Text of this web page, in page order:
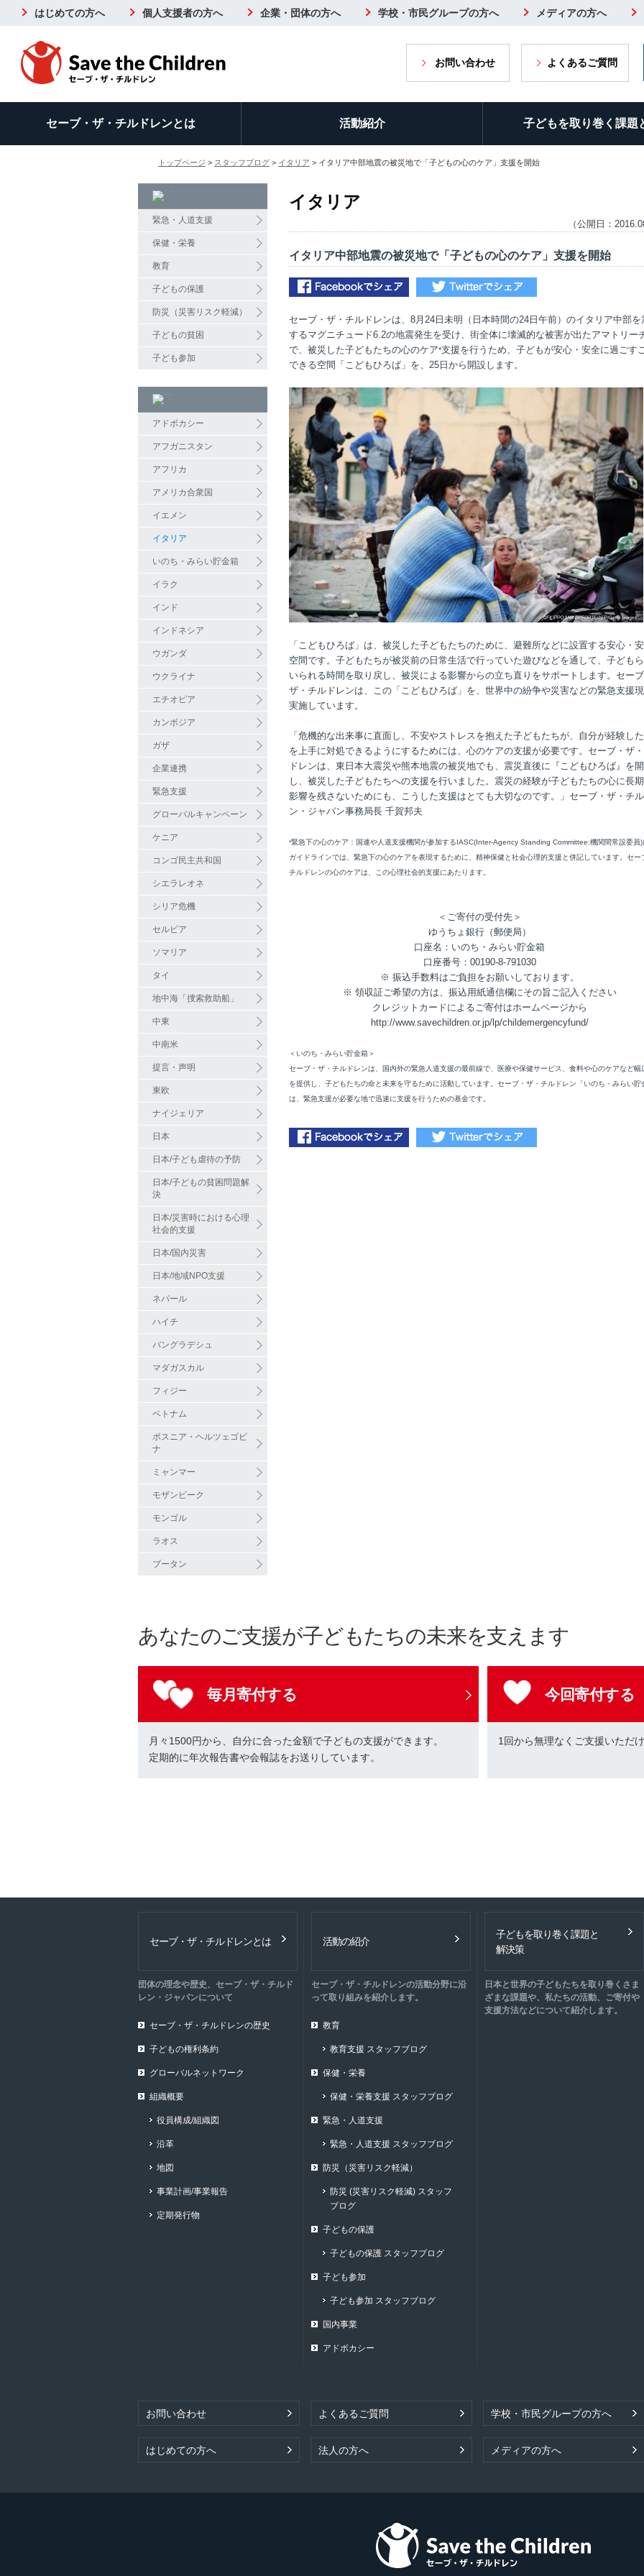
はじめての方へ 個人支援者の方へ 企業・団体の方へ 学校・市民グループの方へ メディアの方へ
お問い合わせ よくあるご質問
セーブ・ザ・チルドレンとは 活動紹介 子どもを取り巻く課題
トップページ > スタッフブログ > イタリア > イタリア中部地震の被災地で「子どもの心のケア」支援を開始
緊急・人道支援
保健・栄養
教育
子どもの保護
防災（災害リスク軽減）
子どもの貧困
子ども参加
アドボカシー
アフガニスタン
アフリカ
アメリカ合衆国
イエメン
イタリア
いのち・みらい貯金箱
イラク
インド
インドネシア
ウガンダ
ウクライナ
エチオピア
カンボジア
ガザ
企業連携
緊急支援
グローバルキャンペーン
ケニア
コンゴ民主共和国
シエラレオネ
シリア危機
セルビア
ソマリア
タイ
地中海「捜索救助船」
中東
中南米
提言・声明
東欧
ナイジェリア
日本
日本/子ども虐待の予防
日本/子どもの貧困問題解
決
日本/災害時における心理
社会的支援
日本/国内災害
日本/地域NPO支援
ネパール
ハイチ
バングラデシュ
マダガスカル
フィジー
ベトナム
ボスニア・ヘルツェゴビ
ナ
ミャンマー
モザンビーク
モンゴル
ラオス
ブータン
イタリア
（公開日：
イタリア中部地震の被災地で「子どもの心のケア」支援を開始
セーブ・ザ・チルドレンは、8月24日未明（日本時間の24日午前）のイタリア中部を
するマグニチュード6.2の地震発生を受け、街全体に壊滅的な被害が出たアマトリー
で、被災した子どもたちの心のケア*支援を行うため、子どもが安心・安全に過ごす
できる空間「こどもひろば」を、25日から開設します。
「こどもひろば」は、被災した子どもたちのために、避難所などに設置する安心・
空間です。子どもたちが被災前の日常生活で行っていた遊びなどを通して、子ども
いられる時間を取り戻し、被災による影響からの立ち直りをサポートします。セー
ザ・チルドレンは、この「こどもひろば」を、世界中の紛争や災害などの緊急支援
実施しています。
「危機的な出来事に直面し、不安やストレスを抱えた子どもたちが、自分が経験し
を上手に対処できるようにするためには、心のケアの支援が必要です。セーブ・ザ
ドレンは、東日本大震災や熊本地震の被災地でも、震災直後に『こどもひろば』を
し、被災した子どもたちへの支援を行いました。震災の経験が子どもたちの心に長
影響を残さないためにも、こうした支援はとても大切なのです。」セーブ・ザ・チ
ン・ジャパン事務局長 千賀邦夫
*緊急下の心のケア：国連や人道支援機関が参加するIASC(Inter-Agency Standing Committee:機関間常設委員)
ガイドラインでは、緊急下の心のケアを表現するために、精神保健と社会心理的支援と併記しています。セー
チルドレンの心のケアは、この心理社会的支援にあたります。
＜ご寄付の受付先＞
ゆうちょ銀行（郵便局）
口座名：いのち・みらい貯金箱
口座番号：00190-8-791030
※ 振込手数料はご負担をお願いしております。
※ 領収証ご希望の方は、振込用紙通信欄にその旨ご記入ください
クレジットカードによるご寄付はホームページから
http://www.savechildren.or.jp/lp/childemergencyfund/
＜いのち・みらい貯金箱＞
セーブ・ザ・チルドレンは、国内外の緊急人道支援の最前線で、医療や保健サービス、食料や心のケアなど幅
を提供し、子どもたちの命と未来を守るために活動しています。セーブ・ザ・チルドレン「いのち・みらい貯
は、緊急支援が必要な地で迅速に支援を行うための基金です。
あなたのご支援が子どもたちの未来を支えます
毎月寄付する
月々1500円から、自分に合った金額で子どもの支援ができます。
定期的に年次報告書や会報誌をお送りしています。
今回寄付する
1回から無理なくご支援いただ
セーブ・ザ・チルドレンとは
団体の理念や歴史、セーブ・ザ・チルド
レン・ジャパンについて
セーブ・ザ・チルドレンの歴史
子どもの権利条約
グローバルネットワーク
組織概要
役員構成/組織図
沿革
地図
事業計画/事業報告
定期発行物
活動の紹介
セーブ・ザ・チルドレンの活動分野に沿
って取り組みを紹介します。
教育
教育支援 スタッフブログ
保健・栄養
保健・栄養支援 スタッフブログ
緊急・人道支援
緊急・人道支援 スタッフブログ
防災（災害リスク軽減）
防災 (災害リスク軽減) スタッフ
ブログ
子どもの保護
子どもの保護 スタッフブログ
子ども参加
子ども参加 スタッフブログ
国内事業
アドボカシー
子どもを取り巻く課題と
解決策
日本と世界の子どもたちを取り巻くさま
ざまな課題や、私たちの活動、ご寄付や
支援方法などについて紹介します。
お問い合わせ よくあるご質問 学校・市民グループの方へ
はじめての方へ 法人の方へ メディアの方へ